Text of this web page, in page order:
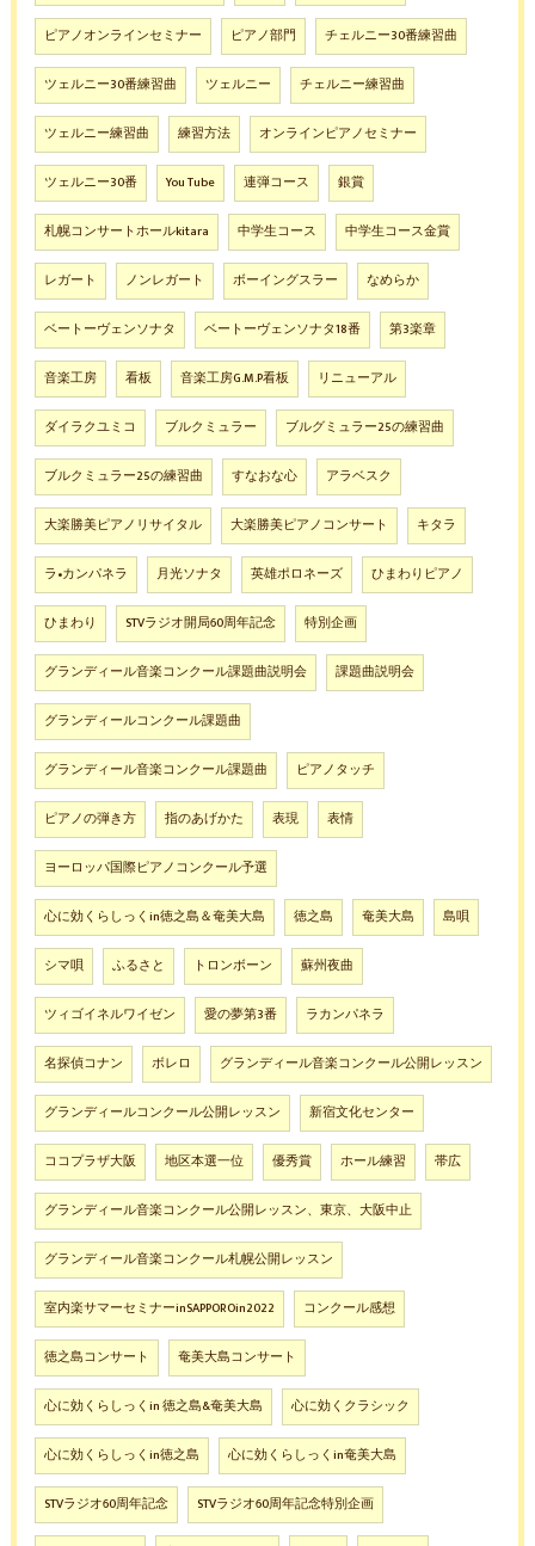
ピアノオンラインセミナー ピアノ部門 チェルニー30番練習曲
ツェルニー30番練習曲 ツェルニー チェルニー練習曲
ツェルニー練習曲 練習方法 オンラインピアノセミナー
ツェルニー30番 You Tube 連弾コース 銀賞
札幌コンサートホールkitara 中学生コース 中学生コース金賞
レガート ノンレガート ボーイングスラー なめらか
ベートーヴェンソナタ ベートーヴェンソナタ18番 第3楽章
音楽工房 看板 音楽工房G.M.P看板 リニューアル
ダイラクユミコ ブルクミュラー ブルグミュラー25の練習曲
ブルクミュラー25の練習曲 すなおな心 アラベスク
大楽勝美ピアノリサイタル 大楽勝美ピアノコンサート キタラ
ラ•カンパネラ 月光ソナタ 英雄ポロネーズ ひまわりピアノ
ひまわり STVラジオ開局60周年記念 特別企画
グランディール音楽コンクール課題曲説明会 課題曲説明会
グランディールコンクール課題曲
グランディール音楽コンクール課題曲 ピアノタッチ
ピアノの弾き方 指のあげかた 表現 表情
ヨーロッパ国際ピアノコンクール予選
心に効くらしっくin徳之島＆奄美大島 徳之島 奄美大島 島唄
シマ唄 ふるさと トロンボーン 蘇州夜曲
ツィゴイネルワイゼン 愛の夢第3番 ラカンパネラ
名探偵コナン ボレロ グランディール音楽コンクール公開レッスン
グランディールコンクール公開レッスン 新宿文化センター
ココプラザ大阪 地区本選一位 優秀賞 ホール練習 帯広
グランディール音楽コンクール公開レッスン、東京、大阪中止
グランディール音楽コンクール札幌公開レッスン
室内楽サマーセミナーinSAPPOROin2022 コンクール感想
徳之島コンサート 奄美大島コンサート
心に効くらしっくin 徳之島&奄美大島 心に効くクラシック
心に効くらしっくin徳之島 心に効くらしっくin奄美大島
STVラジオ60周年記念 STVラジオ60周年記念特別企画